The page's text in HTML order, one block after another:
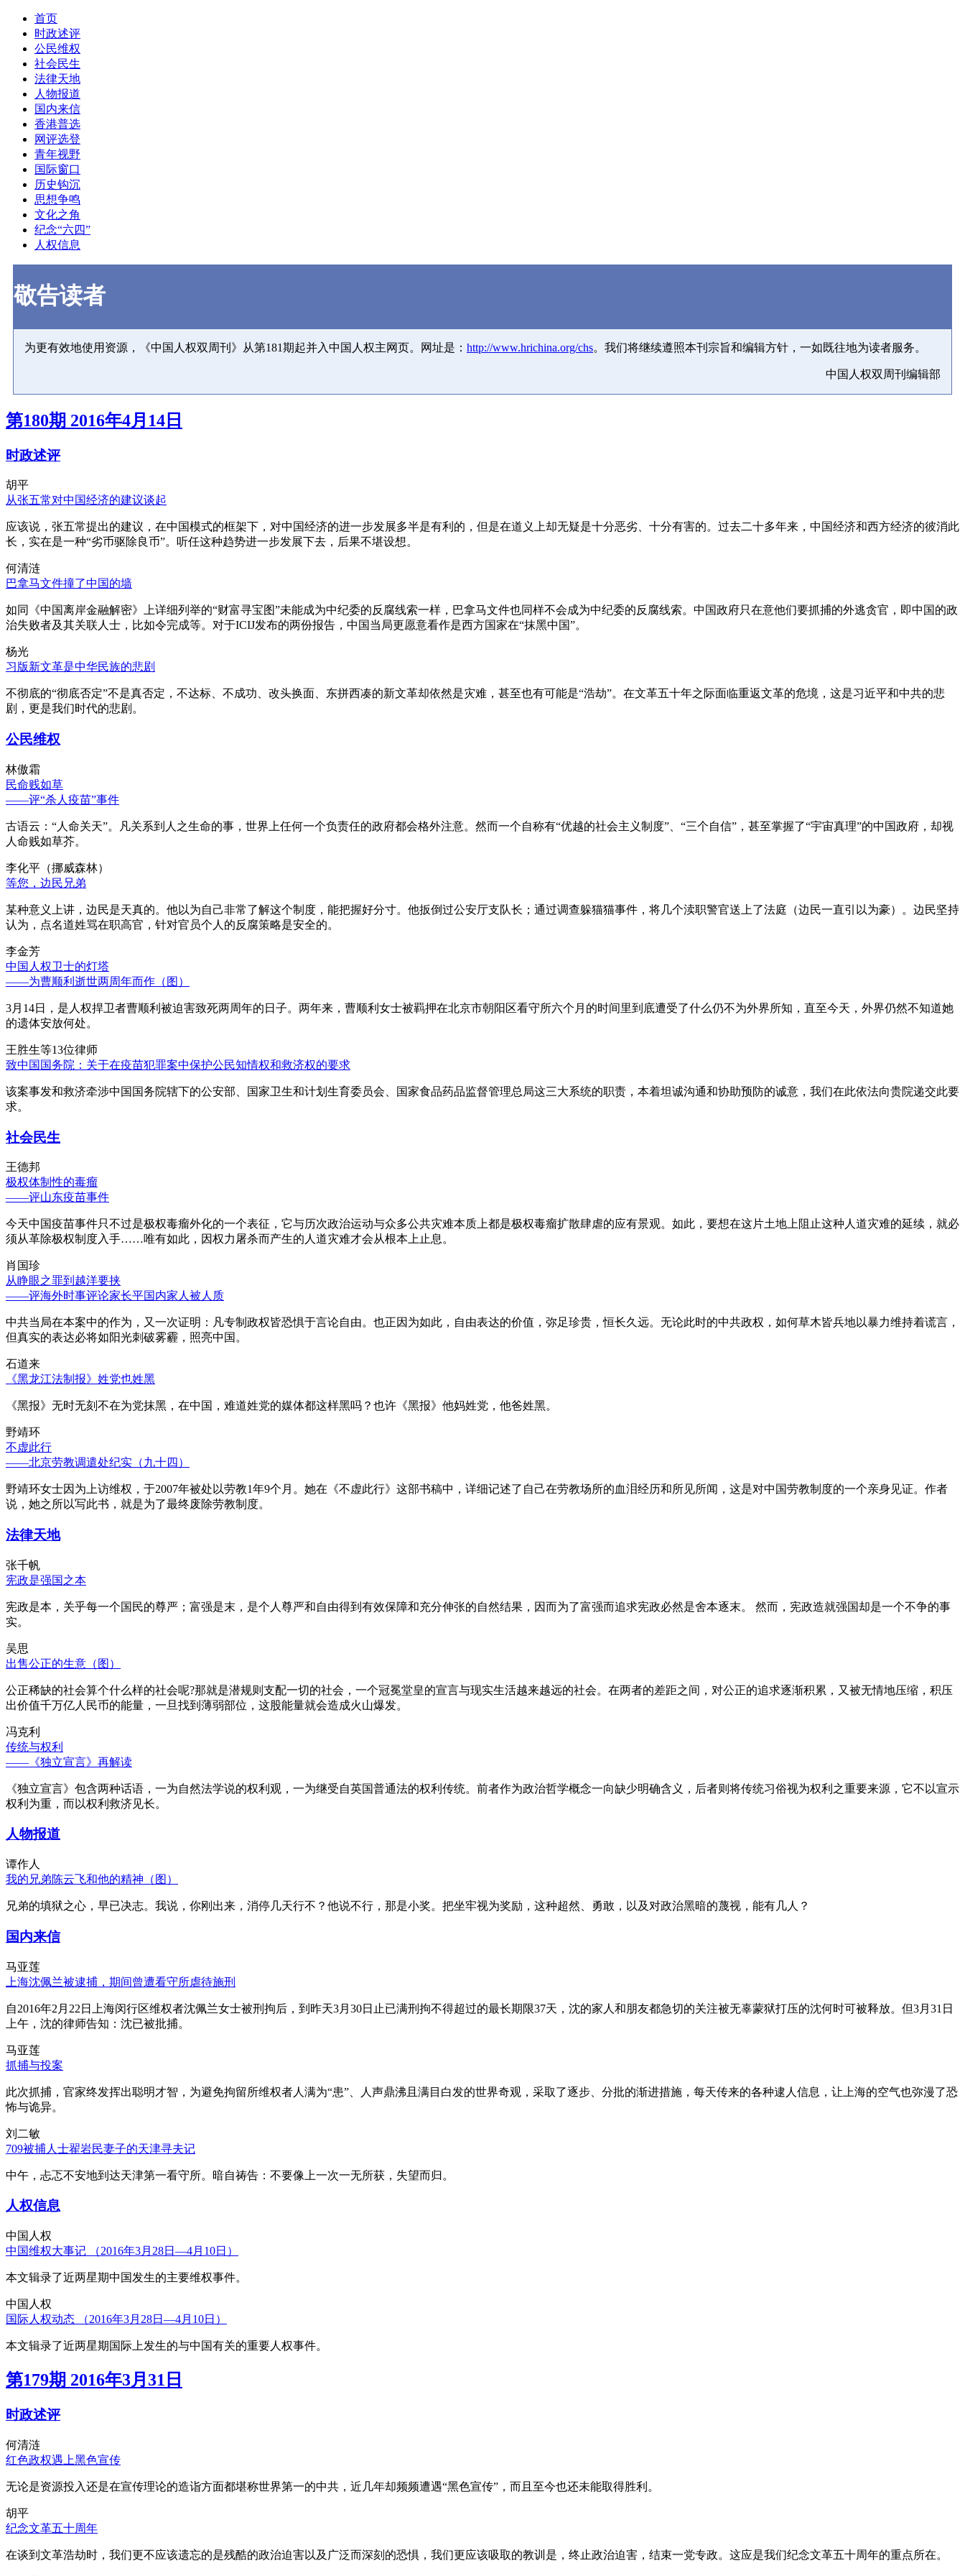
首页
时政述评
公民维权
社会民生
法律天地
人物报道
国内来信
香港普选
网评选登
青年视野
国际窗口
历史钩沉
思想争鸣
文化之角
纪念“六四”
人权信息
敬告读者
为更有效地使用资源，《中国人权双周刊》从第181期起并入中国人权主网页。网址是： http://www.hrichina.org/chs。我们将继续遵照本刊宗旨和编辑方针，一如既往地为读者服务。
中国人权双周刊编辑部
第180期 2016年4月14日
时政述评
胡平
从张五常对中国经济的建议谈起
应该说，张五常提出的建议，在中国模式的框架下，对中国经济的进一步发展多半是有利的，但是在道义上却无疑是十分恶劣、十分有害的。过去二十多年来，中国经济和西方经济的彼消此
长，实在是一种“劣币驱除良币”。听任这种趋势进一步发展下去，后果不堪设想。
何清涟
巴拿马文件撞了中国的墙
如同《中国离岸金融解密》上详细列举的“财富寻宝图”未能成为中纪委的反腐线索一样，巴拿马文件也同样不会成为中纪委的反腐线索。中国政府只在意他们要抓捕的外逃贪官，即中国的政
治失败者及其关联人士，比如令完成等。对于ICIJ发布的两份报告，中国当局更愿意看作是西方国家在“抹黑中国”。
杨光
习版新文革是中华民族的悲剧
不彻底的“彻底否定”不是真否定，不达标、不成功、改头换面、东拼西凑的新文革却依然是灾难，甚至也有可能是“浩劫”。在文革五十年之际面临重返文革的危境，这是习近平和中共的悲
剧，更是我们时代的悲剧。
公民维权
林傲霜
民命贱如草
——评“杀人疫苗”事件
古语云：“人命关天”。凡关系到人之生命的事，世界上任何一个负责任的政府都会格外注意。然而一个自称有“优越的社会主义制度”、“三个自信”，甚至掌握了“宇宙真理”的中国政府，却视
人命贱如草芥。
李化平（挪威森林）
等您，边民兄弟
某种意义上讲，边民是天真的。他以为自己非常了解这个制度，能把握好分寸。他扳倒过公安厅支队长；通过调查躲猫猫事件，将几个渎职警官送上了法庭（边民一直引以为豪）。边民坚持
认为，点名道姓骂在职高官，针对官员个人的反腐策略是安全的。
李金芳
中国人权卫士的灯塔
——为曹顺利逝世两周年而作（图）
3月14日，是人权捍卫者曹顺利被迫害致死两周年的日子。两年来，曹顺利女士被羁押在北京市朝阳区看守所六个月的时间里到底遭受了什么仍不为外界所知，直至今天，外界仍然不知道她
的遗体安放何处。
王胜生等13位律师
致中国国务院：关于在疫苗犯罪案中保护公民知情权和救济权的要求
该案事发和救济牵涉中国国务院辖下的公安部、国家卫生和计划生育委员会、国家食品药品监督管理总局这三大系统的职责，本着坦诚沟通和协助预防的诚意，我们在此依法向贵院递交此要
求。
社会民生
王德邦
极权体制性的毒瘤
——评山东疫苗事件
今天中国疫苗事件只不过是极权毒瘤外化的一个表征，它与历次政治运动与众多公共灾难本质上都是极权毒瘤扩散肆虐的应有景观。如此，要想在这片土地上阻止这种人道灾难的延续，就必
须从革除极权制度入手……唯有如此，因权力屠杀而产生的人道灾难才会从根本上止息。
肖国珍
从睁眼之罪到越洋要挟
——评海外时事评论家长平国内家人被人质
中共当局在本案中的作为，又一次证明：凡专制政权皆恐惧于言论自由。也正因为如此，自由表达的价值，弥足珍贵，恒长久远。无论此时的中共政权，如何草木皆兵地以暴力维持着谎言，
但真实的表达必将如阳光刺破雾霾，照亮中国。
石道来
《黑龙江法制报》姓党也姓黑
《黑报》无时无刻不在为党抹黑，在中国，难道姓党的媒体都这样黑吗？也许《黑报》他妈姓党，他爸姓黑。
野靖环
不虚此行
——北京劳教调遣处纪实（九十四）
野靖环女士因为上访维权，于2007年被处以劳教1年9个月。她在《不虚此行》这部书稿中，详细记述了自己在劳教场所的血泪经历和所见所闻，这是对中国劳教制度的一个亲身见证。作者
说，她之所以写此书，就是为了最终废除劳教制度。
法律天地
张千帆
宪政是强国之本
宪政是本，关乎每一个国民的尊严；富强是末，是个人尊严和自由得到有效保障和充分伸张的自然结果，因而为了富强而追求宪政必然是舍本逐末。 然而，宪政造就强国却是一个不争的事
实。
吴思
出售公正的生意（图）
公正稀缺的社会算个什么样的社会呢?那就是潜规则支配一切的社会，一个冠冕堂皇的宣言与现实生活越来越远的社会。在两者的差距之间，对公正的追求逐渐积累，又被无情地压缩，积压
出价值千万亿人民币的能量，一旦找到薄弱部位，这股能量就会造成火山爆发。
冯克利
传统与权利
——《独立宣言》再解读
《独立宣言》包含两种话语，一为自然法学说的权利观，一为继受自英国普通法的权利传统。前者作为政治哲学概念一向缺少明确含义，后者则将传统习俗视为权利之重要来源，它不以宣示
权利为重，而以权利救济见长。
人物报道
谭作人
我的兄弟陈云飞和他的精神（图）
兄弟的填狱之心，早已决志。我说，你刚出来，消停几天行不？他说不行，那是小奖。把坐牢视为奖励，这种超然、勇敢，以及对政治黑暗的蔑视，能有几人？
国内来信
马亚莲
上海沈佩兰被逮捕，期间曾遭看守所虐待施刑
自2016年2月22日上海闵行区维权者沈佩兰女士被刑拘后，到昨天3月30日止已满刑拘不得超过的最长期限37天，沈的家人和朋友都急切的关注被无辜蒙狱打压的沈何时可被释放。但3月31日
上午，沈的律师告知：沈已被批捕。
马亚莲
抓捕与投案
此次抓捕，官家终发挥出聪明才智，为避免拘留所维权者人满为“患”、人声鼎沸且满目白发的世界奇观，采取了逐步、分批的渐进措施，每天传来的各种逮人信息，让上海的空气也弥漫了恐
怖与诡异。
刘二敏
709被捕人士翟岩民妻子的天津寻夫记
中午，忐忑不安地到达天津第一看守所。暗自祷告：不要像上一次一无所获，失望而归。
人权信息
中国人权
中国维权大事记 （2016年3月28日—4月10日）
本文辑录了近两星期中国发生的主要维权事件。
中国人权
国际人权动态 （2016年3月28日—4月10日）
本文辑录了近两星期国际上发生的与中国有关的重要人权事件。
第179期 2016年3月31日
时政述评
何清涟
红色政权遇上黑色宣传
无论是资源投入还是在宣传理论的造诣方面都堪称世界第一的中共，近几年却频频遭遇“黑色宣传”，而且至今也还未能取得胜利。
胡平
纪念文革五十周年
在谈到文革浩劫时，我们更不应该遗忘的是残酷的政治迫害以及广泛而深刻的恐惧，我们更应该吸取的教训是，终止政治迫害，结束一党专政。这应是我们纪念文革五十周年的重点所在。